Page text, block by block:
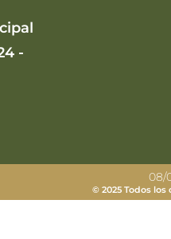
-
08/
© 2025 Todos